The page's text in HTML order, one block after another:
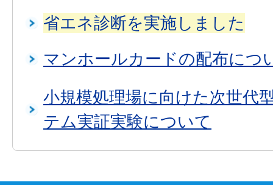
省エネ診断を実施しました
マンホールカードの配布につ
小規模処理場に向けた次世代
テム実証実験について